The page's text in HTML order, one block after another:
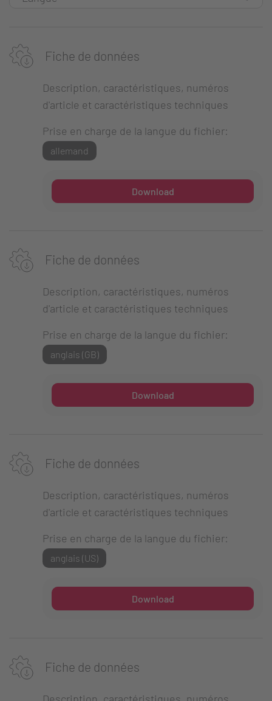
Fiche de données
Description, caractéristiques, numéros
d'article et caractéristiques techniques
Prise en charge de la langue du fichier:
allemand
Download
Fiche de données
Description, caractéristiques, numéros
d'article et caractéristiques techniques
Prise en charge de la langue du fichier:
anglais (GB)
Download
Fiche de données
Description, caractéristiques, numéros
d'article et caractéristiques techniques
Prise en charge de la langue du fichier:
anglais (US)
Download
Fiche de données